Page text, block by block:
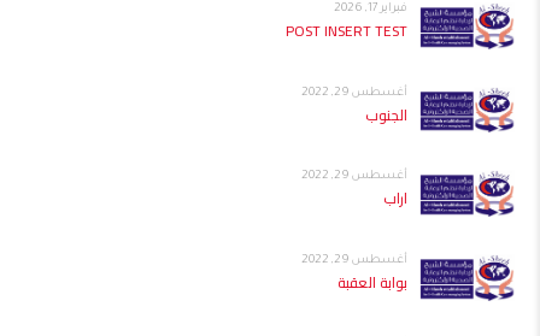
فبراير 17, 2026
POST INSERT TEST
أغسطس 29, 2022
الجنوب
أغسطس 29, 2022
اراب
أغسطس 29, 2022
بوابة العقبة